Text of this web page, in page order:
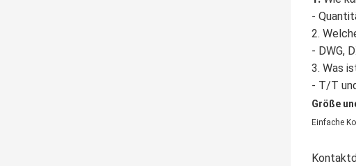
-
2.
- DWG,
3. Was
- T/T
Größe
Einfache